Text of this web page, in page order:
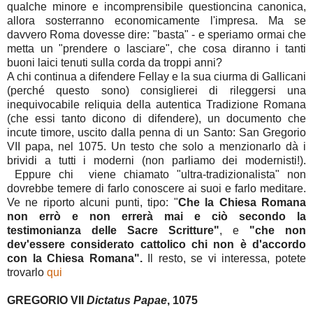
qualche minore e incomprensibile questioncina canonica,
allora sosterranno economicamente l'impresa. Ma se
davvero Roma dovesse dire: "basta" - e speriamo ormai che
metta un "prendere o lasciare", che cosa diranno i tanti
buoni laici tenuti sulla corda da troppi anni?
A chi continua a difendere Fellay e la sua ciurma di Gallicani
(perché questo sono) consiglierei di rileggersi una
inequivocabile reliquia della autentica Tradizione Romana
(che essi tanto dicono di difendere), un documento che
incute timore, uscito dalla penna di un Santo: San Gregorio
VII papa, nel 1075. Un testo che solo a menzionarlo dà i
brividi a tutti i moderni (non parliamo dei modernisti!).
Eppure chi viene chiamato "ultra-tradizionalista" non
dovrebbe temere di farlo conoscere ai suoi e farlo meditare.
Ve ne riporto alcuni punti, tipo: "Che la Chiesa Romana
non errò e non errerà mai e ciò secondo la
testimonianza delle Sacre Scritture", e "che non
dev'essere considerato cattolico chi non è d'accordo
con la Chiesa Romana".
Il resto, se vi interessa, potete
trovarlo qui
GREGORIO VII Dictatus Papae, 1075